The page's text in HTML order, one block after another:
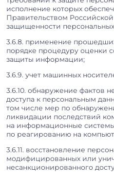
исполнение которых
Правительством
защищенности
3.6.8. применение
порядке процедуру оценки
защиты информации;
3.6.9. учет машинных
3.6.10. обнаружение фактов
доступа к персональным
том числе мер по
ликвидации последствий
на информационные
по реагированию на
3.6.11. восстановление
модифицированных или
несанкционированного